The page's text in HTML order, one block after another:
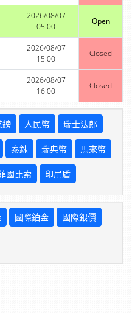
2026/08/07
05:00
Open
2026/08/07
15:00
Closed
2026/08/07
16:00
Closed
鎊 人民幣 瑞士法郎
泰銖 瑞典幣 馬來幣
國比索 印尼盾
國際鉑金 國際銀價